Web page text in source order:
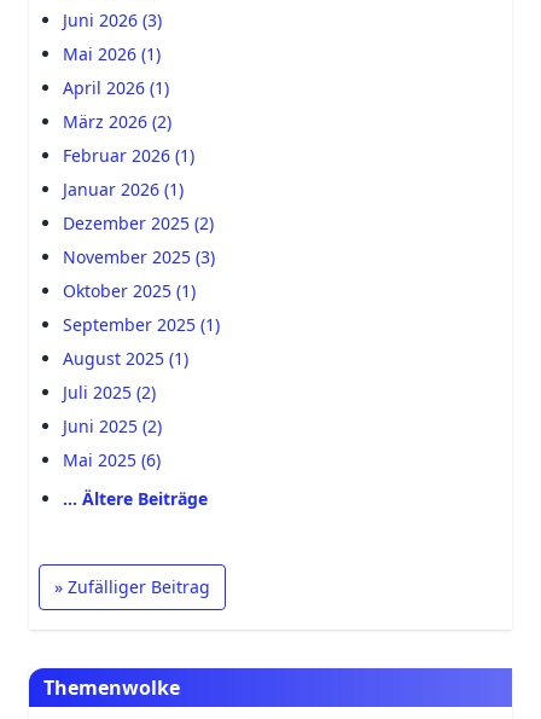
Juni 2026 (3)
Mai 2026 (1)
April 2026 (1)
März 2026 (2)
Februar 2026 (1)
Januar 2026 (1)
Dezember 2025 (2)
November 2025 (3)
Oktober 2025 (1)
September 2025 (1)
August 2025 (1)
Juli 2025 (2)
Juni 2025 (2)
Mai 2025 (6)
… Ältere Beiträge
» Zufälliger Beitrag
Themenwolke